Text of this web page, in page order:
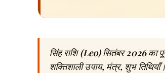
सिंह राशि (Leo) सितंबर 2026 का
शक्तिशाली उपाय, मंत्र, शुभ तिथियाँ।